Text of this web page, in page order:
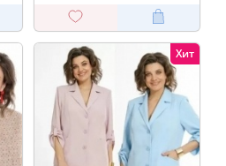
Хит